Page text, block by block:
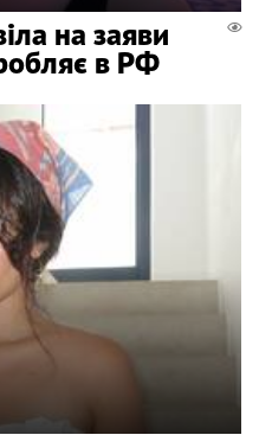
на заяви
в РФ